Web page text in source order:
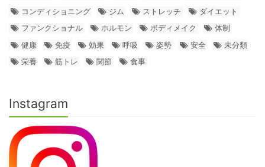
コンディショニング
ジム ストレッチ
ダイエット
ファンクショナル
ホルモン ボディメイク
体制
健康
免疫 効果 呼吸 姿勢 安全
未分類
栄養
筋トレ 関節 食事
Instagram